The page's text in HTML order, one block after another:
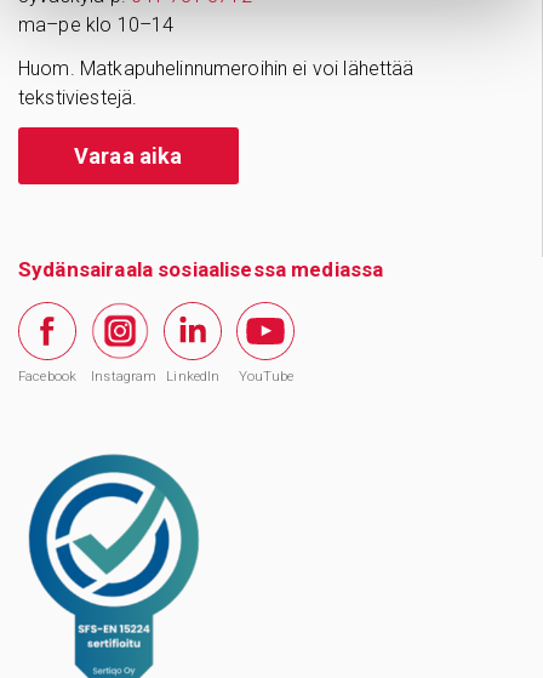
ma–pe klo 10–14
Huom. Matkapuhelinnumeroihin ei voi lähettää
tekstiviestejä.
Varaa aika
Sydänsairaala sosiaalisessa mediassa
Facebook Instagram LinkedIn YouTube